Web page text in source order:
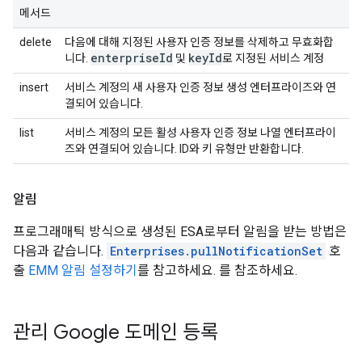
메서드
delete
다음에 대해 지정된 사용자 인증 정보를 삭제하고 무효화합
니다. enterpriseId 및 keyId로 지정된 서비스 계정
insert
서비스 계정의 새 사용자 인증 정보 생성 엔터프라이즈와 연
결되어 있습니다.
list
서비스 계정의 모든 활성 사용자 인증 정보 나열 엔터프라이
즈와 연결되어 있습니다. ID와 키 유형만 반환합니다.
알림
프로그래매틱 방식으로 생성된 ESA로부터 알림을 받는 방법은
다음과 같습니다. Enterprises.pullNotificationSet 호
출 EMM 알림 설정하기 를 참고하세요. 를 참조하세요.
관리 Google 도메인 등록